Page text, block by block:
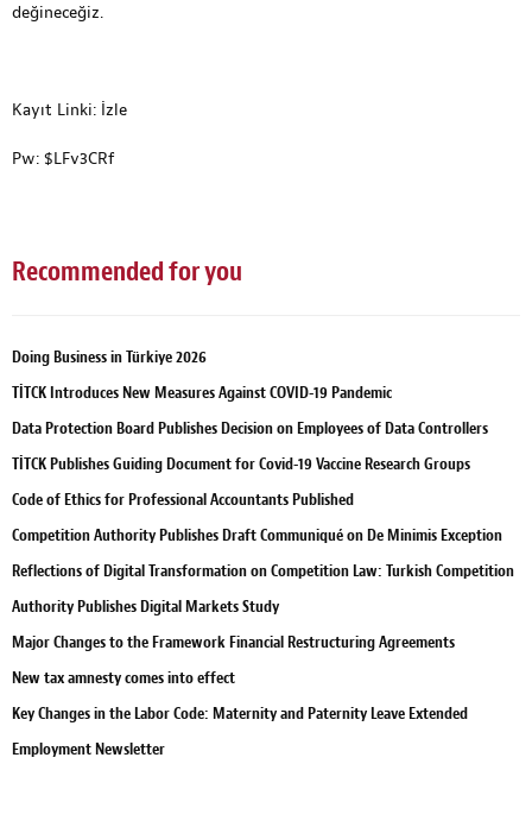
değineceğiz.
Kayıt Linki: İzle
Pw: $LFv3CRf
Recommended for you
Doing Business in Türkiye 2026
TİTCK Introduces New Measures Against COVID-19 Pandemic
Data Protection Board Publishes Decision on Employees of Data Controllers
TİTCK Publishes Guiding Document for Covid-19 Vaccine Research Groups
Code of Ethics for Professional Accountants Published
Competition Authority Publishes Draft Communiqué on De Minimis Exception
Reflections of Digital Transformation on Competition Law: Turkish Competition
Authority Publishes Digital Markets Study
Major Changes to the Framework Financial Restructuring Agreements
New tax amnesty comes into effect
Key Changes in the Labor Code: Maternity and Paternity Leave Extended
Employment Newsletter